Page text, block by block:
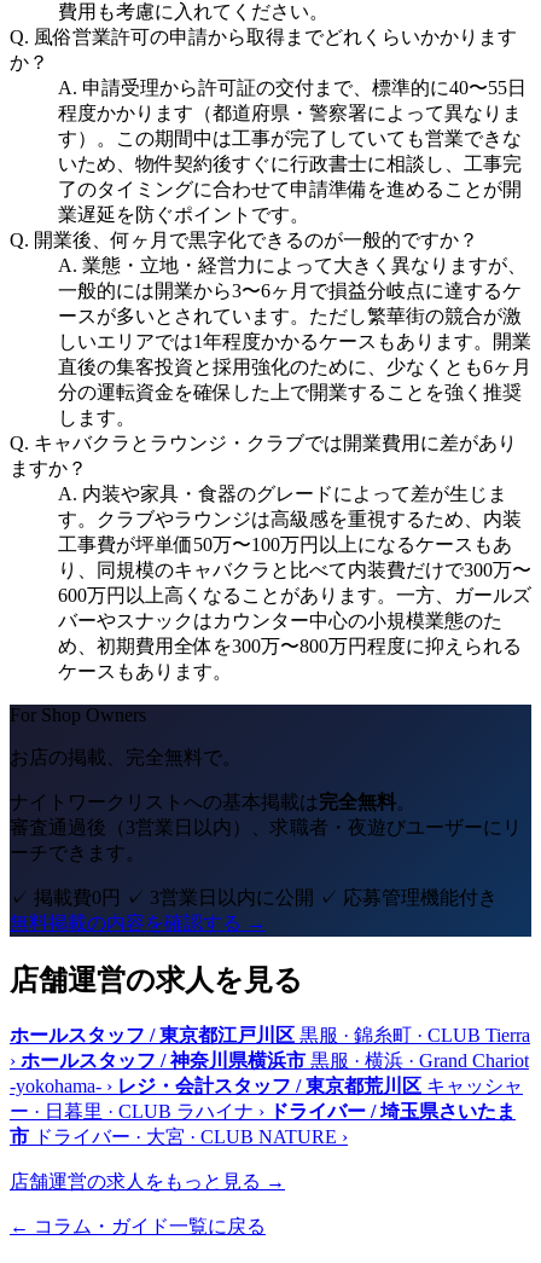
費用も考慮に入れてください。
Q. 風俗営業許可の申請から取得までどれくらいかかります
か？
A. 申請受理から許可証の交付まで、標準的に40〜55日
程度かかります（都道府県・警察署によって異なりま
す）。この期間中は工事が完了していても営業できな
いため、物件契約後すぐに行政書士に相談し、工事完
了のタイミングに合わせて申請準備を進めることが開
業遅延を防ぐポイントです。
Q. 開業後、何ヶ月で黒字化できるのが一般的ですか？
A. 業態・立地・経営力によって大きく異なりますが、
一般的には開業から3〜6ヶ月で損益分岐点に達するケ
ースが多いとされています。ただし繁華街の競合が激
しいエリアでは1年程度かかるケースもあります。開業
直後の集客投資と採用強化のために、少なくとも6ヶ月
分の運転資金を確保した上で開業することを強く推奨
します。
Q. キャバクラとラウンジ・クラブでは開業費用に差があり
ますか？
A. 内装や家具・食器のグレードによって差が生じま
す。クラブやラウンジは高級感を重視するため、内装
工事費が坪単価50万〜100万円以上になるケースもあ
り、同規模のキャバクラと比べて内装費だけで300万〜
600万円以上高くなることがあります。一方、ガールズ
バーやスナックはカウンター中心の小規模業態のた
め、初期費用全体を300万〜800万円程度に抑えられる
ケースもあります。
For Shop Owners
お店の掲載、完全無料で。
ナイトワークリストへの基本掲載は完全無料。
審査通過後（3営業日以内）、求職者・夜遊びユーザーにリ
ーチできます。
✓ 掲載費0円 ✓ 3営業日以内に公開 ✓ 応募管理機能付き
無料掲載の内容を確認する →
店舗運営の求人を見る
ホールスタッフ / 東京都江戸川区 黒服 · 錦糸町 · CLUB Tierra
› ホールスタッフ / 神奈川県横浜市 黒服 · 横浜 · Grand Chariot
-yokohama- › レジ・会計スタッフ / 東京都荒川区 キャッシャ
ー · 日暮里 · CLUB ラハイナ ›
ドライバー / 埼玉県さいたま
市 ドライバー · 大宮 · CLUB NATURE ›
店舗運営の求人をもっと見る →
← コラム・ガイド一覧に戻る